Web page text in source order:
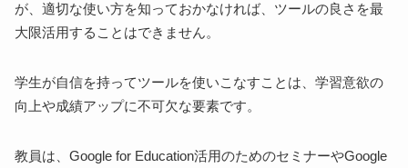
が、適切な使い方を知っておかなければ、ツールの良さを最
大限活用することはできません。
学生が自信を持ってツールを使いこなすことは、学習意欲の
向上や成績アップに不可欠な要素です。
教員は、Google for Education活用のためのセミナーやGoogle